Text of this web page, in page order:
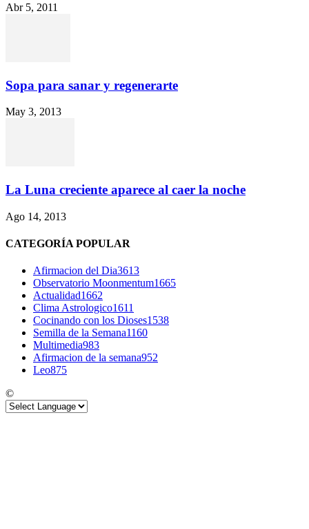
Abr 5, 2011
Sopa para sanar y regenerarte
May 3, 2013
La Luna creciente aparece al caer la noche
Ago 14, 2013
CATEGORÍA POPULAR
Afirmacion del Dia3613
Observatorio Moonmentum1665
Actualidad1662
Clima Astrologico1611
Cocinando con los Dioses1538
Semilla de la Semana1160
Multimedia983
Afirmacion de la semana952
Leo875
©